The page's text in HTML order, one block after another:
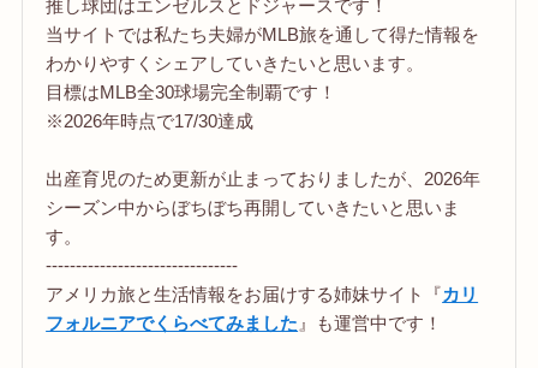
推し球団はエンゼルスとドジャースです！
当サイトでは私たち夫婦がMLB旅を通して得た情報を
わかりやすくシェアしていきたいと思います。
目標はMLB全30球場完全制覇です！
※2026年時点で17/30達成
出産育児のため更新が止まっておりましたが、2026年
シーズン中からぼちぼち再開していきたいと思いま
す。
--------------------------------
アメリカ旅と生活情報をお届けする姉妹サイト『カリ
フォルニアでくらべてみました 』も運営中です！